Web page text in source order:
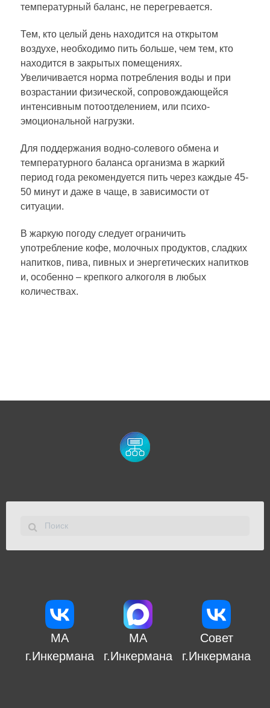
температурный баланс, не перегревается.
Тем, кто целый день находится на открытом
воздухе, необходимо пить больше, чем тем, кто
находится в закрытых помещениях.
Увеличивается норма потребления воды и при
возрастании физической, сопровождающейся
интенсивным потоотделением, или психо-
эмоциональной нагрузки.
Для поддержания водно-солевого обмена и
температурного баланса организма в жаркий
период года рекомендуется пить через каждые 45-
50 минут и даже в чаще, в зависимости от
ситуации.
В жаркую погоду следует ограничить
употребление кофе, молочных продуктов, сладких
напитков, пива, пивных и энергетических напитков
и, особенно – крепкого алкоголя в любых
количествах.
МА
г.Инкермана
МА
г.Инкермана
Совет
г.Инкермана